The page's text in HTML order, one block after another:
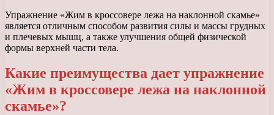
Упражнение «Жим в кроссовере лежа на наклонной скамье»
является отличным способом развития силы и массы грудных
и плечевых мышц, а также улучшения общей физической
формы верхней части тела.
Какие преимущества дает упражнение
«Жим в кроссовере лежа на наклонной
скамье»?